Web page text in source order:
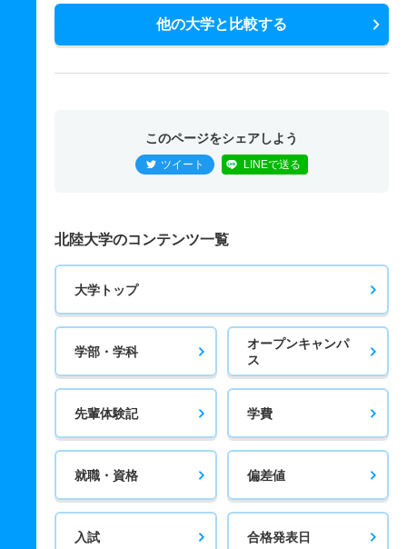
他の大学と比較する
このページをシェアしよう
ツイート LINEで送る
北陸大学のコンテンツ一覧
大学トップ
学部・学科
オープンキャンパ
ス
先輩体験記 学費
就職・資格 偏差値
入試 合格発表日